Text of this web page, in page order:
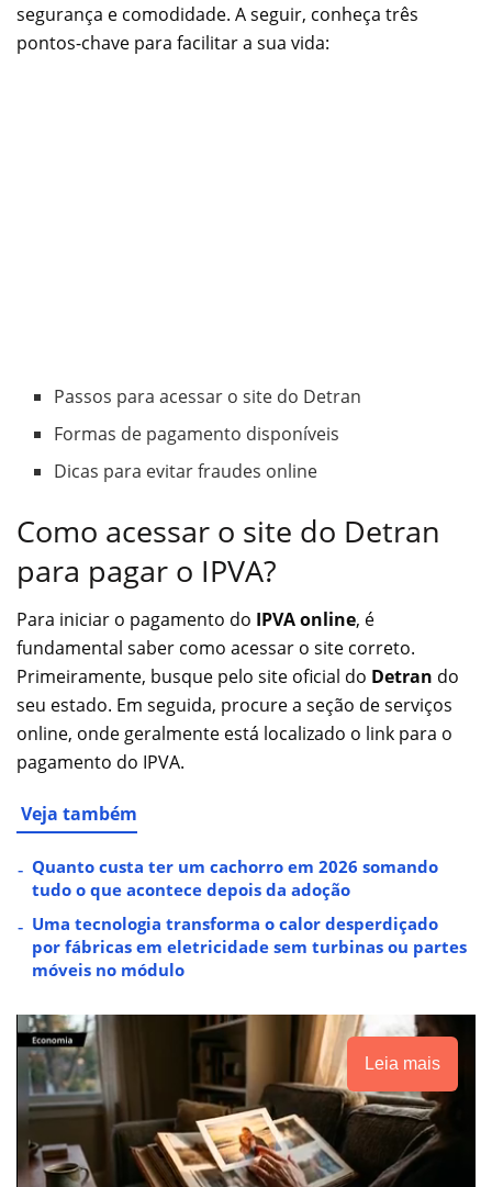
segurança e comodidade. A seguir, conheça três
pontos-chave para facilitar a sua vida:
Passos para acessar o site do Detran
Formas de pagamento disponíveis
Dicas para evitar fraudes online
Como acessar o site do Detran
para pagar o IPVA?
Para iniciar o pagamento do IPVA online, é
fundamental saber como acessar o site correto.
Primeiramente, busque pelo site oficial do Detran do
seu estado. Em seguida, procure a seção de serviços
online, onde geralmente está localizado o link para o
pagamento do IPVA.
Veja também
Quanto custa ter um cachorro em 2026 somando
tudo o que acontece depois da adoção
Uma tecnologia transforma o calor desperdiçado
por fábricas em eletricidade sem turbinas ou partes
móveis no módulo
Leia mais